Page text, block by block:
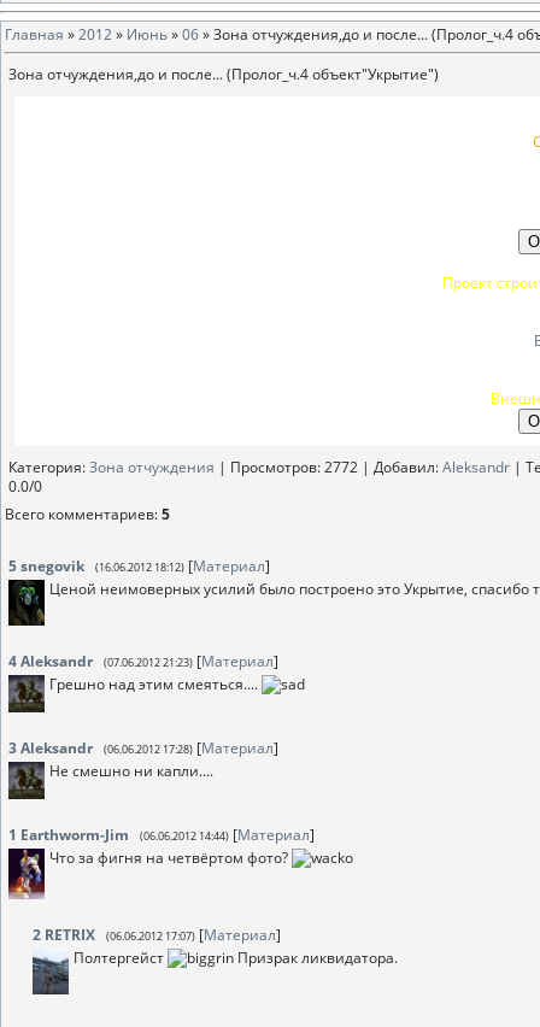
Главная »2012» Июнь»06» Зона отчуждения,до и после... (Пролог_ч.4
Зона отчуждения,до и после... (Пролог_ч.4 объект"Укрытие")
Проект
Категория:Зона отчуждения | Просмотров: 2772 | Добавил:Aleksandr |
0.0/0
Всего комментариев:5
5snegovik (16.06.2012 18:12) [Материал]
Ценой неимоверных усилий было построено это Укрытие,
4Aleksandr (07.06.2012 21:23) [Материал]
Грешно над этим смеяться....
3Aleksandr (06.06.2012 17:28) [Материал]
Не смешно ни капли....
1 Earthworm-Jim (06.06.2012 14:44) [Материал]
Что за фигня на четвёртом фото?
2 RETRIX (06.06.2012 17:07) [Материал]
Полтергейст
Призрак ликвидатора.